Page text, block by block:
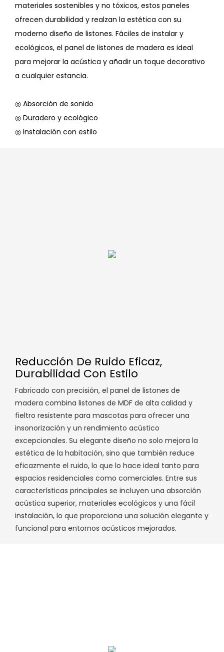
materiales sostenibles y no tóxicos, estos paneles
ofrecen durabilidad y realzan la estética con su
moderno diseño de listones. Fáciles de instalar y
ecológicos, el panel de listones de madera es ideal
para mejorar la acústica y añadir un toque decorativo
a cualquier estancia.
◎ Absorción de sonido
◎ Duradero y ecológico
◎ Instalación con estilo
Reducción De Ruido Eficaz,
Durabilidad Con Estilo
Fabricado con precisión, el panel de listones de
madera combina listones de MDF de alta calidad y
fieltro resistente para mascotas para ofrecer una
insonorización y un rendimiento acústico
excepcionales. Su elegante diseño no solo mejora la
estética de la habitación, sino que también reduce
eficazmente el ruido, lo que lo hace ideal tanto para
espacios residenciales como comerciales. Entre sus
características principales se incluyen una absorción
acústica superior, materiales ecológicos y una fácil
instalación, lo que proporciona una solución elegante y
funcional para entornos acústicos mejorados.